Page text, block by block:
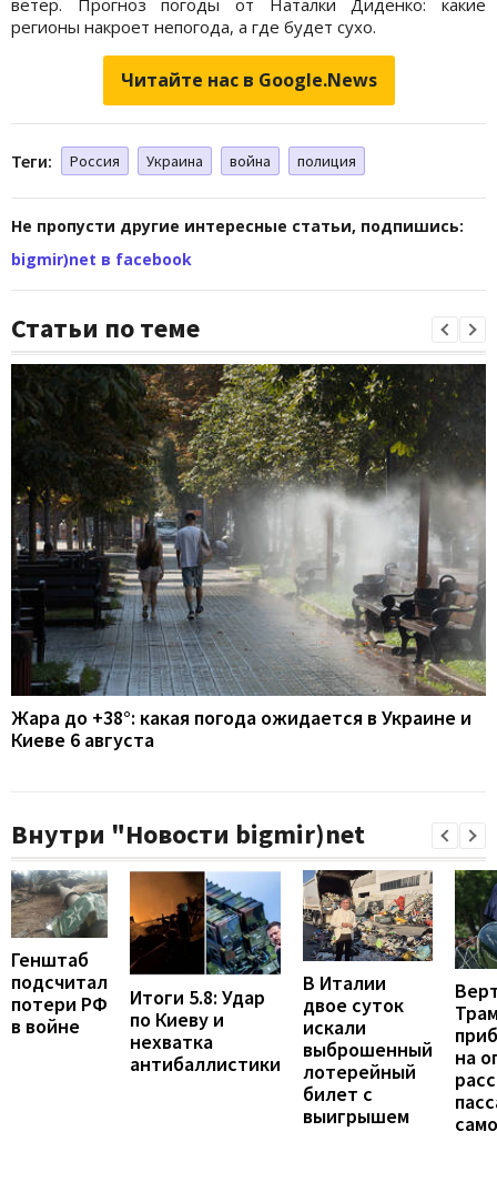
регионы накроет непогода, а где будет сухо.
Читайте нас в Google.News
Теги: Россия Украина война полиция
Не пропусти другие интересные статьи, подпишись:
bigmir)net в facebook
Статьи по теме
Жара до +38°: какая погода ожидается в Украине и
Киеве 6 августа
Внутри "Новости bigmir)net
Генштаб
подсчитал
потери РФ
в войне
Итоги 5.8: Удар
по Киеву и
нехватка
антибаллистики
В Италии
двое суток
искали
выброшенный
лотерейный
билет с
выигрышем
на